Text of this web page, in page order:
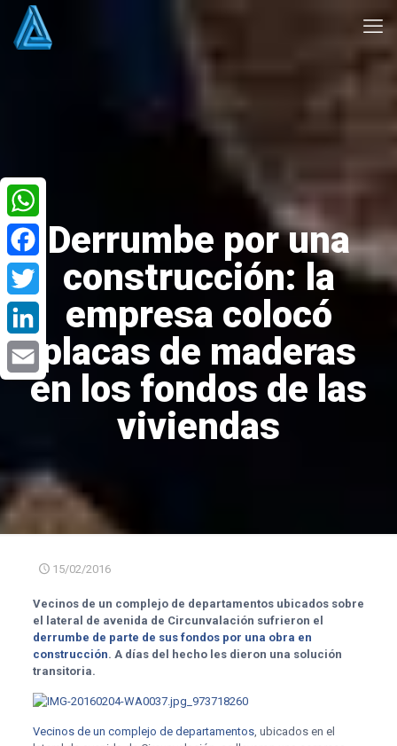
Derrumbe por una
construcción: la
empresa colocó
placas de maderas
en los fondos de las
viviendas
15/02/2016
Vecinos de un complejo de departamentos ubicados sobre
el lateral de avenida de Circunvalación sufrieron el
derrumbe de parte de sus fondos por una obra en
construcción. A días del hecho les dieron una solución
transitoria.
Vecinos de un complejo de departamentos, ubicados en el
WhatsApp
Facebook
Twitter
LinkedIn
Email